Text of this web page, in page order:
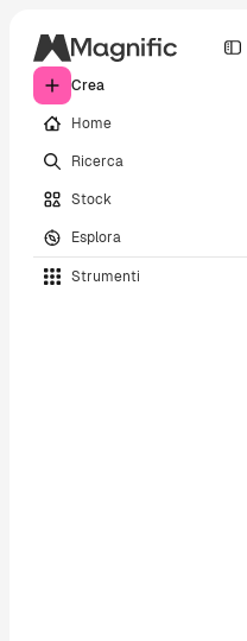
Crea
Home
Ricerca
Stock
Esplora
Strumenti